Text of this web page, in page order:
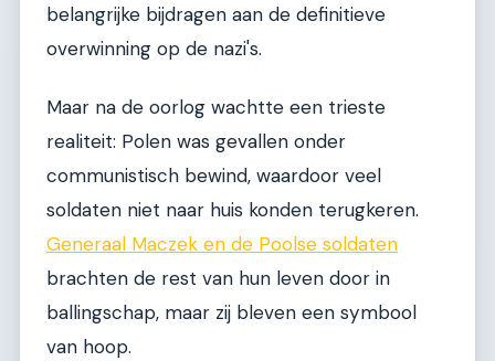
belangrijke bijdragen aan de definitieve
overwinning op de nazi's.
Maar na de oorlog wachtte een trieste
realiteit: Polen was gevallen onder
communistisch bewind, waardoor veel
soldaten niet naar huis konden terugkeren.
Generaal Maczek en de Poolse soldaten
brachten de rest van hun leven door in
ballingschap, maar zij bleven een symbool
van hoop.